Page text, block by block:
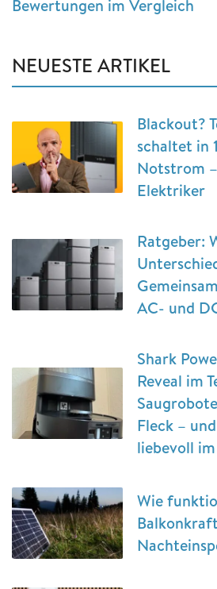
Bewertungen im Vergleich
NEUESTE ARTIKEL
Blackout?
schaltet in
Notstrom
Elektriker
Ratgeber:
AC- und
Shark
Reveal im
Fleck –
liebevoll
Wie